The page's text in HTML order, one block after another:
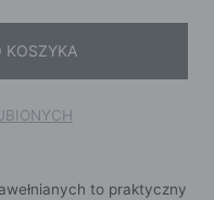
KOSZYKA
to praktyczny